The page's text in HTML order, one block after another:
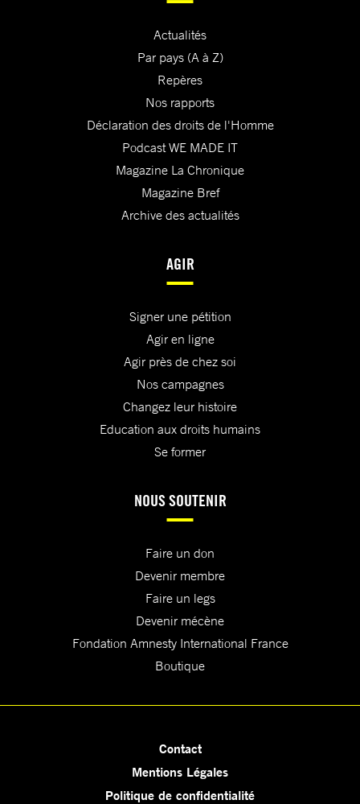
Actualités
Par pays (A à Z)
Repères
Nos rapports
Déclaration des droits de l'Homme
Podcast WE MADE IT
Magazine La Chronique
Magazine Bref
Archive des actualités
AGIR
Signer une pétition
Agir en ligne
Agir près de chez soi
Nos campagnes
Changez leur histoire
Education aux droits humains
Se former
NOUS SOUTENIR
Faire un don
Devenir membre
Faire un legs
Devenir mécène
Fondation Amnesty International France
Boutique
Contact
Mentions Légales
Politique de confidentialité